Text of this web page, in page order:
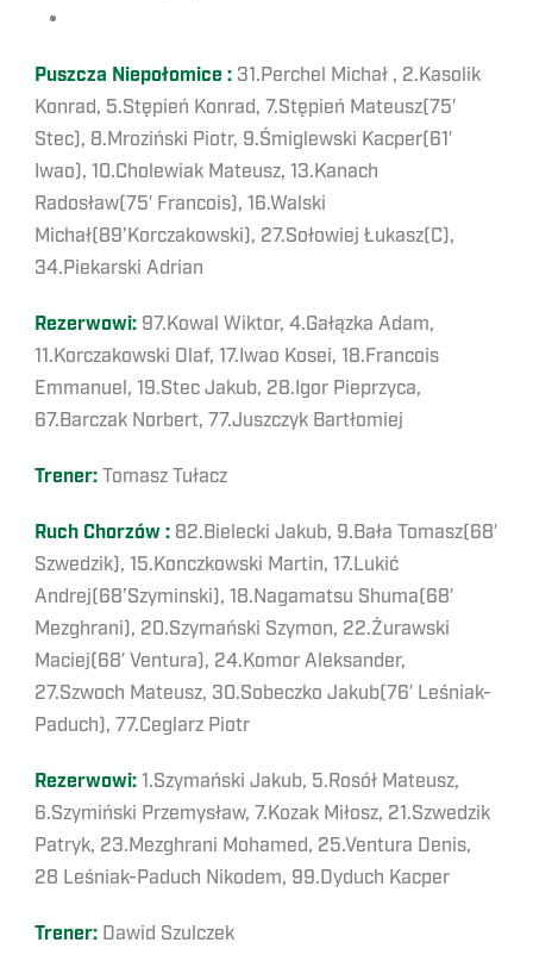
Puszcza Niepołomice : 31.Perchel Michał , 2.Kasolik
Konrad, 5.Stępień Konrad, 7.Stępień Mateusz(75′
Stec), 8.Mroziński Piotr, 9.Śmiglewski Kacper(61′
Iwao), 10.Cholewiak Mateusz, 13.Kanach
Radosław(75′ Francois), 16.Walski
Michał(89’Korczakowski), 27.Sołowiej Łukasz(C),
34.Piekarski Adrian
Rezerwowi: 97.Kowal Wiktor, 4.Gałązka Adam,
11.Korczakowski Olaf, 17.Iwao Kosei, 18.Francois
Emmanuel, 19.Stec Jakub, 28.Igor Pieprzyca,
67.Barczak Norbert, 77.Juszczyk Bartłomiej
Trener: Tomasz Tułacz
Ruch Chorzów : 82.Bielecki Jakub, 9.Bała Tomasz(68′
Szwedzik), 15.Konczkowski Martin, 17.Lukić
Andrej(68’Szyminski), 18.Nagamatsu Shuma(68′
Mezghrani), 20.Szymański Szymon, 22.Żurawski
Maciej(68′ Ventura), 24.Komor Aleksander,
27.Szwoch Mateusz, 30.Sobeczko Jakub(76′ Leśniak-
Paduch), 77.Ceglarz Piotr
Rezerwowi: 1.Szymański Jakub, 5.Rosół Mateusz,
6.Szymiński Przemysław, 7.Kozak Miłosz, 21.Szwedzik
Patryk, 23.Mezghrani Mohamed, 25.Ventura Denis,
28 Leśniak-Paduch Nikodem, 99.Dyduch Kacper
Trener: Dawid Szulczek